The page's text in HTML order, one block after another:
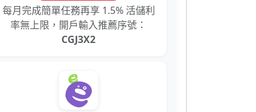
每月完成簡單任務再享 1.5% 活儲利
率無上限，開戶輸入推薦序號：
CGJ3X2